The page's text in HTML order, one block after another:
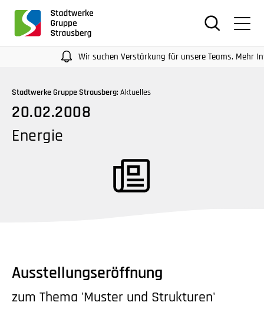
Screenreader
oder
Tabulatorentaste:
Überspringen
der
Hauptnavigation
Wir suchen Verstärkung für unsere Teams. Mehr Infos
Stadtwerke Gruppe Strausberg: Aktuelles
20.02.2008
Energie
Ausstellungseröffnung
zum Thema 'Muster und Strukturen'